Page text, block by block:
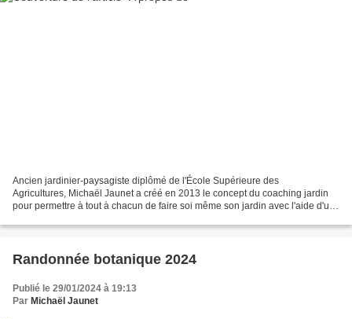
Ancien jardinier-paysagiste diplômé de l'École Supérieure des
Agricultures, Michaël Jaunet a créé en 2013 le concept du coaching jardin
pour permettre à tout à chacun de faire soi même son jardin avec l'aide d'un
Randonnée botanique 2024
Publié le 29/01/2024 à 19:13
Par Michaël Jaunet